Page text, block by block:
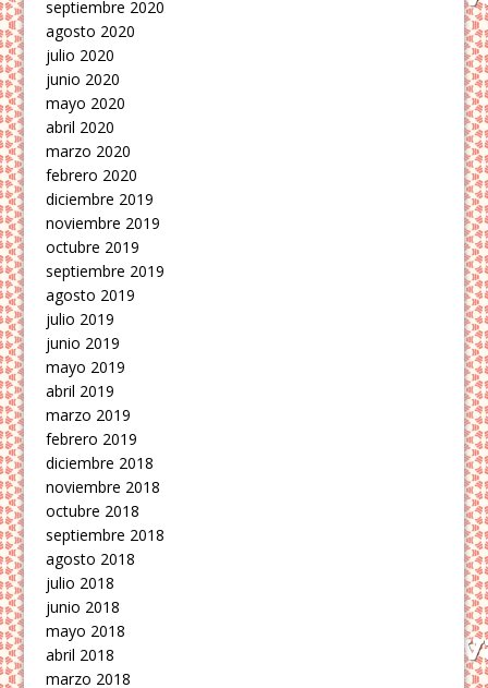
septiembre 2020
agosto 2020
julio 2020
junio 2020
mayo 2020
abril 2020
marzo 2020
febrero 2020
diciembre 2019
noviembre 2019
octubre 2019
septiembre 2019
agosto 2019
julio 2019
junio 2019
mayo 2019
abril 2019
marzo 2019
febrero 2019
diciembre 2018
noviembre 2018
octubre 2018
septiembre 2018
agosto 2018
julio 2018
junio 2018
mayo 2018
abril 2018
marzo 2018